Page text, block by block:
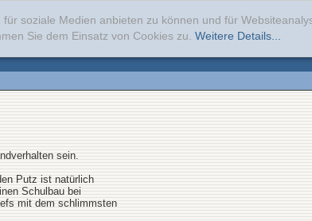
soziale Medien anbieten zu können und für
Sie dem Einsatz von Cookies zu. Weitere Details...
sein.
Putz ist natürlich
Schulbau bei
mit dem schlimmsten